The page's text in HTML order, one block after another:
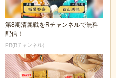
第8期清麗戦をRチャンネルで無料
配信！
PR(Rチャンネル)